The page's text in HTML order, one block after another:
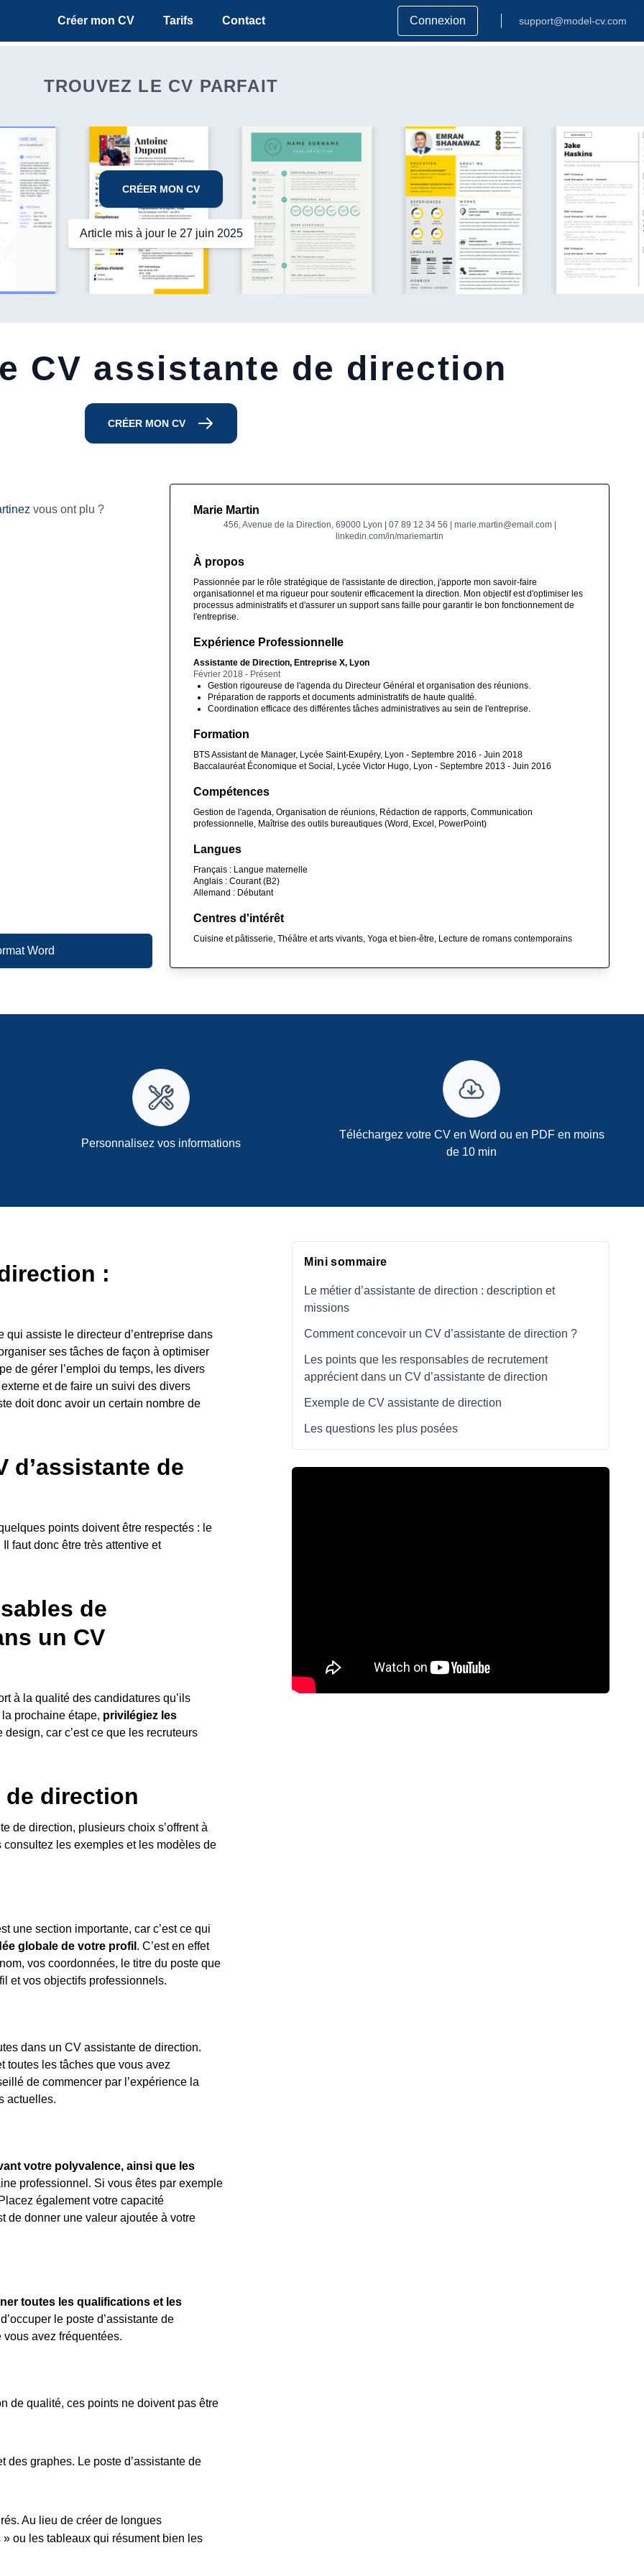
Créer mon CV Tarifs Contact Connexion support@model-cv.com
TROUVEZ LE CV PARFAIT
CRÉER MON CV
Article mis à jour le 27 juin 2025
CV assistante de direction
CRÉER MON CV
vous ont plu ?
Word
Marie Martin
456, Avenue de la Direction, 69000 Lyon | 07 89 12 34 56 | marie.martin@email.com |
linkedin.com/in/mariemartin
À propos
Passionnée par le rôle stratégique de l'assistante de direction, j'apporte mon savoir-faire
organisationnel et ma rigueur pour soutenir efficacement la direction. Mon objectif est d'optimiser les
processus administratifs et d'assurer un support sans faille pour garantir le bon fonctionnement de
l'entreprise.
Expérience Professionnelle
Assistante de Direction, Entreprise X, Lyon
Février 2018 - Présent
Gestion rigoureuse de l'agenda du Directeur Général et organisation des réunions.
Préparation de rapports et documents administratifs de haute qualité.
Coordination efficace des différentes tâches administratives au sein de l'entreprise.
Formation
BTS Assistant de Manager, Lycée Saint-Exupéry, Lyon - Septembre 2016 - Juin 2018
Baccalauréat Économique et Social, Lycée Victor Hugo, Lyon - Septembre 2013 - Juin 2016
Compétences
Gestion de l'agenda, Organisation de réunions, Rédaction de rapports, Communication
professionnelle, Maîtrise des outils bureautiques (Word, Excel, PowerPoint)
Langues
Français : Langue maternelle
Anglais : Courant (B2)
Allemand : Débutant
Centres d'intérêt
Cuisine et pâtisserie, Théâtre et arts vivants, Yoga et bien-être, Lecture de romans contemporains
Personnalisez vos informations
Téléchargez votre CV en Word ou en PDF en moins
de 10 min
:
qui assiste le directeur d’entreprise dans
ses tâches de façon à optimiser
de gérer l’emploi du temps, les divers
et de faire un suivi des divers
doit donc avoir un certain nombre de
d’assistante de
points doivent être respectés : le
faut donc être très attentive et
de
un CV
à la qualité des candidatures qu’ils
prochaine étape, privilégiez les
car c’est ce que les recruteurs
de direction
de direction, plusieurs choix s’offrent à
les exemples et les modèles de
une section importante, car c’est ce qui
globale de votre profil . C’est en effet
vos coordonnées, le titre du poste que
et vos objectifs professionnels.
dans un CV assistante de direction.
toutes les tâches que vous avez
de commencer par l’expérience la
actuelles.
votre polyvalence, ainsi que les
professionnel. Si vous êtes par exemple
également votre capacité
de donner une valeur ajoutée à votre
toutes les qualifications et les
le poste d’assistante de
avez fréquentées.
de qualité, ces points ne doivent pas être
des graphes. Le poste d’assistante de
Au lieu de créer de longues
ou les tableaux qui résument bien les
Mini sommaire
Le métier d’assistante de direction : description et
missions
Comment concevoir un CV d’assistante de direction ?
Les points que les responsables de recrutement
apprécient dans un CV d’assistante de direction
Exemple de CV assistante de direction
Les questions les plus posées